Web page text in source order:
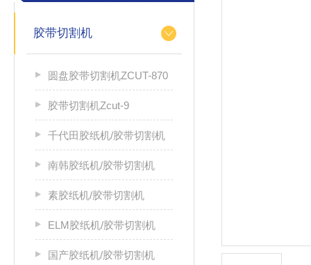
胶带切割机
圆盘胶带切割机ZCUT-870
胶带切割机Zcut-9
千代田胶纸机/胶带切割机
南韩胶纸机/胶带切割机
素胶纸机/胶带切割机
ELM胶纸机/胶带切割机
国产胶纸机/胶带切割机